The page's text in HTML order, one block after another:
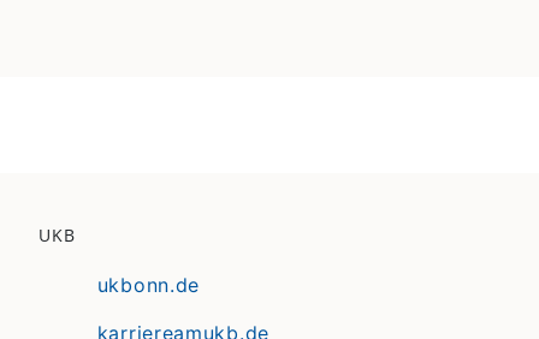
UKB
ukbonn.de
karriereamukb.de